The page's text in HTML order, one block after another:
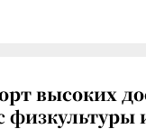
высоких
физкультуры